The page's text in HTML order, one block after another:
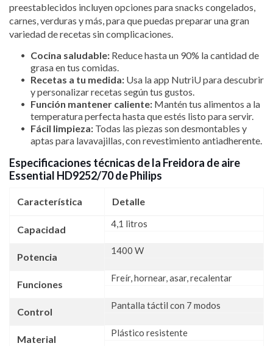
preestablecidos incluyen opciones para snacks congelados,
carnes, verduras y más, para que puedas preparar una gran
variedad de recetas sin complicaciones.
Cocina saludable: Reduce hasta un 90% la cantidad de
grasa en tus comidas.
Recetas a tu medida: Usa la app NutriU para descubrir
y personalizar recetas según tus gustos.
Función mantener caliente: Mantén tus alimentos a la
temperatura perfecta hasta que estés listo para servir.
Fácil limpieza: Todas las piezas son desmontables y
aptas para lavavajillas, con revestimiento antiadherente.
Especificaciones técnicas de la Freidora de aire
Essential HD9252/70 de Philips
Característica Detalle
Capacidad 4,1 litros
Potencia
1400 W
Funciones
Freír, hornear, asar, recalentar
Control
Pantalla táctil con 7 modos
Material
Plástico resistente